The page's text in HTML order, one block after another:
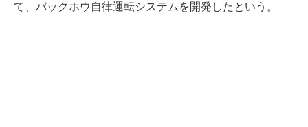
て、バックホウ自律運転システムを開発したという。